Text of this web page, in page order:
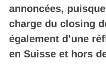
annoncées,
charge du closing
également d’une
en Suisse et hors